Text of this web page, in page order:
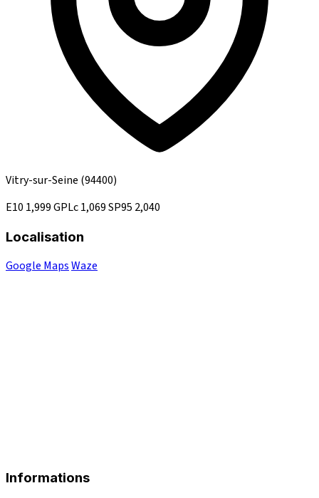
Vitry-sur-Seine (94400)
E10 1,999GPLc1,069SP95 2,040
Localisation
Google MapsWaze
Informations